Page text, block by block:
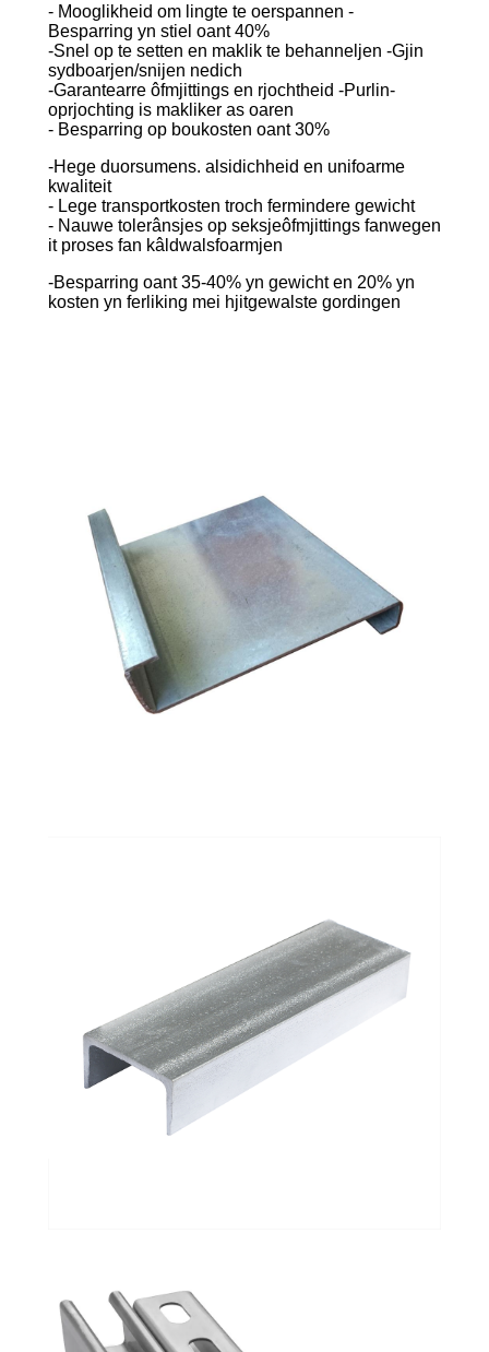
- Mooglikheid om lingte te oerspannen -
Besparring yn stiel oant 40%
-Snel op te setten en maklik te behanneljen -Gjin
sydboarjen/snijen nedich
-Garantearre ôfmjittings en rjochtheid -Purlin-
oprjochting is makliker as oaren
- Besparring op boukosten oant 30%
-Hege duorsumens. alsidichheid en unifoarme
kwaliteit
- Lege transportkosten troch fermindere gewicht
- Nauwe tolerânsjes op seksjeôfmjittings fanwegen
it proses fan kâldwalsfoarmjen
-Besparring oant 35-40% yn gewicht en 20% yn
kosten yn ferliking mei hjitgewalste gordingen